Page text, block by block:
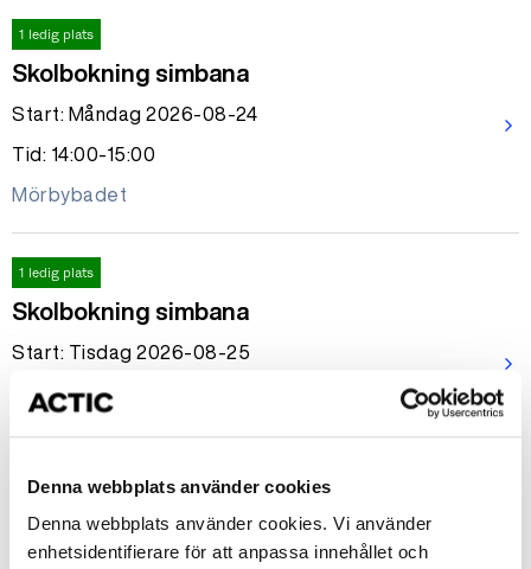
Denna webbplats använder cookies
Denna webbplats använder cookies. Vi använder
enhetsidentifierare för att anpassa innehållet och
1 ledig plats
Skolbokning simbana
Start: Måndag 2026-08-24
Tid: 14:00-15:00
Mörbybadet
arrow_forward_ios
1 ledig plats
Skolbokning simbana
Start: Tisdag 2026-08-25
Tid: 08:00-09:00
Mörbybadet
arrow_forward_ios
Skolbokning simbana